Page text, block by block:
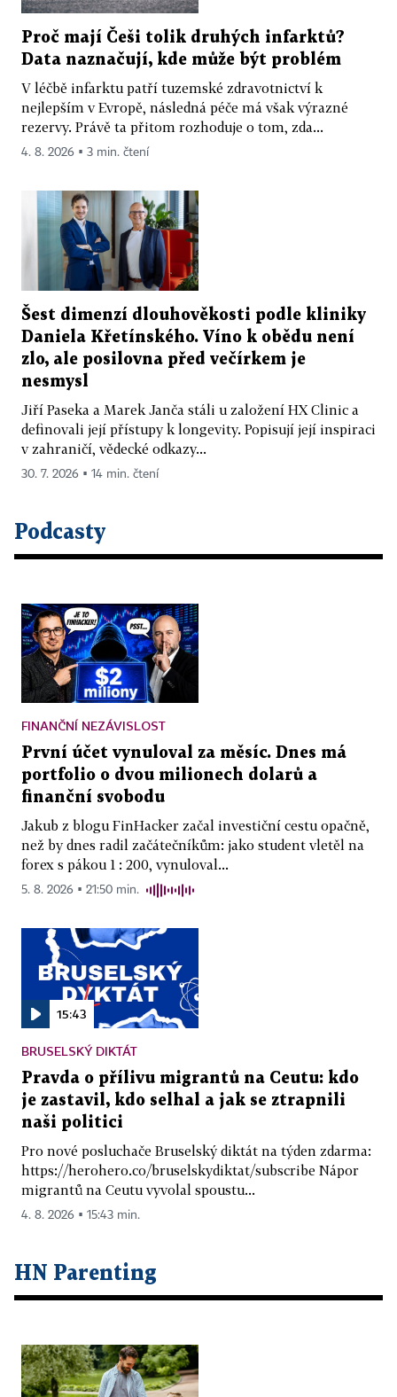
Proč mají Češi tolik druhých infarktů?
Data naznačují, kde může být problém
V léčbě infarktu patří tuzemské zdravotnictví k
nejlepším v Evropě, následná péče má však výrazné
rezervy. Právě ta přitom rozhoduje o tom, zda...
4. 8. 2026 ▪ 3 min. čtení
Šest dimenzí dlouhověkosti podle kliniky
Daniela Křetínského. Víno k obědu není
zlo, ale posilovna před večírkem je
nesmysl
Jiří Paseka a Marek Janča stáli u založení HX Clinic a
definovali její přístupy k longevity. Popisují její inspiraci
v zahraničí, vědecké odkazy...
30. 7. 2026 ▪ 14 min. čtení
Podcasty
FINANČNÍ NEZÁVISLOST
První účet vynuloval za měsíc. Dnes má
portfolio o dvou milionech dolarů a
finanční svobodu
Jakub z blogu FinHacker začal investiční cestu opačně,
než by dnes radil začátečníkům: jako student vletěl na
forex s pákou 1 : 200, vynuloval...
5. 8. 2026 ▪ 21:50 min.
15:43
BRUSELSKÝ DIKTÁT
Pravda o přílivu migrantů na Ceutu: kdo
je zastavil, kdo selhal a jak se ztrapnili
naši politici
Pro nové posluchače Bruselský diktát na týden zdarma:
https://herohero.co/bruselskydiktat/subscribe Nápor
migrantů na Ceutu vyvolal spoustu...
4. 8. 2026 ▪ 15:43 min.
HN Parenting